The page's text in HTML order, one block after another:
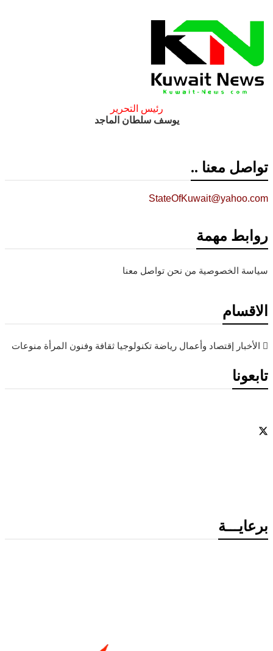
رئيس التحرير
يوسف سلطان الماجد
تواصل معنا ..
StateOfKuwait@yahoo.com
روابط مهمة
سياسة الخصوصية من نحن تواصل معنا
الاقسام
الأخبار إقتصاد وأعمال رياضة تكنولوجيا ثقافة وفنون المرأة منوعات
تابعونا
برعايـــة